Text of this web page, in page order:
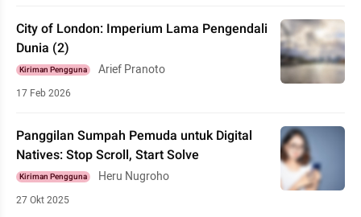
City of London: Imperium Lama Pengendali
Dunia (2)
Kiriman Pengguna Arief Pranoto
17 Feb 2026
Panggilan Sumpah Pemuda untuk Digital
Natives: Stop Scroll, Start Solve
Kiriman Pengguna Heru Nugroho
27 Okt 2025